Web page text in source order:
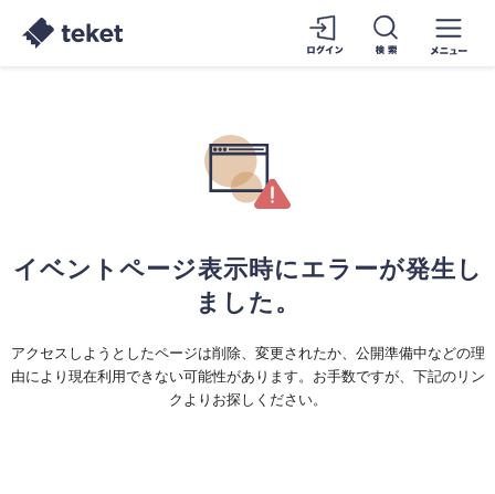
イベントページ表示時にエラーが発生し
ました。
アクセスしようとしたページは削除、変更されたか、公開準備中などの理
由により現在利用できない可能性があります。お手数ですが、下記のリン
クよりお探しください。